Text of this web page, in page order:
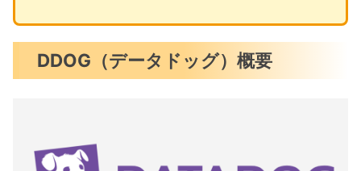
DDOG（データドッグ）概要